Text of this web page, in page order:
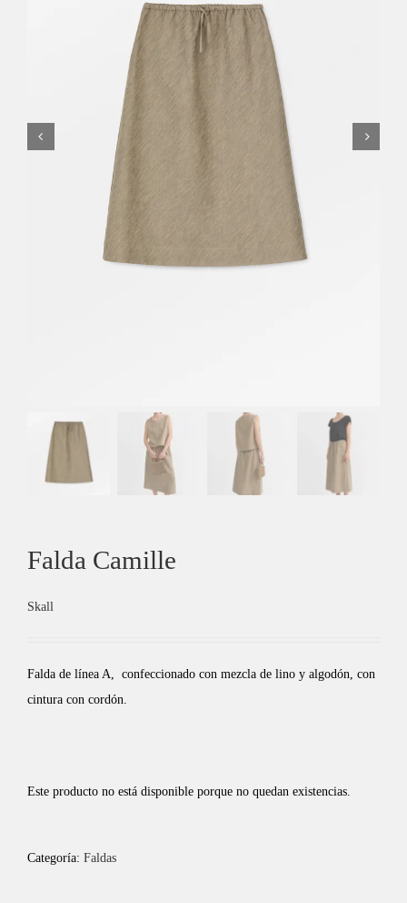
Falda Camille
Skall
Falda de línea A, confeccionado con mezcla de lino y algodón, con
cintura con cordón.
Este producto no está disponible porque no quedan existencias.
Categoría: Faldas